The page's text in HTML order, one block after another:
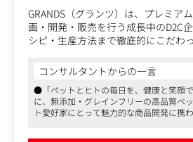
多岐にわたって先端の技術を追いか
・テレビ東京のアセットを活用し、
サービスのマーケティングに裁量を
GRANDS（グランツ）は、プレミア
画・開発・販売を行う成長中のD2C
シピ・生産方法まで徹底的にこだわ
ら、着実に事業を伸ばしています。
同社の理念は、「ペットと人の毎日
す」こと。
今後さらなる成長に向けて、新しい
コンサルタントからの一言
●「ペットとヒトの毎日を、健康と笑顔
に、無添加・グレインフリーの高品質ペ
ト愛好家にとって魅力的な商品開発に携